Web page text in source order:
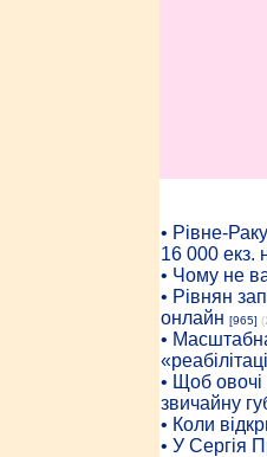
• Рiвне-
16 000 екз.
• Чому не
• Рівнян
онлайн [965]
•
• Щоб овочі
звичайну
• Коли
• У Сергія